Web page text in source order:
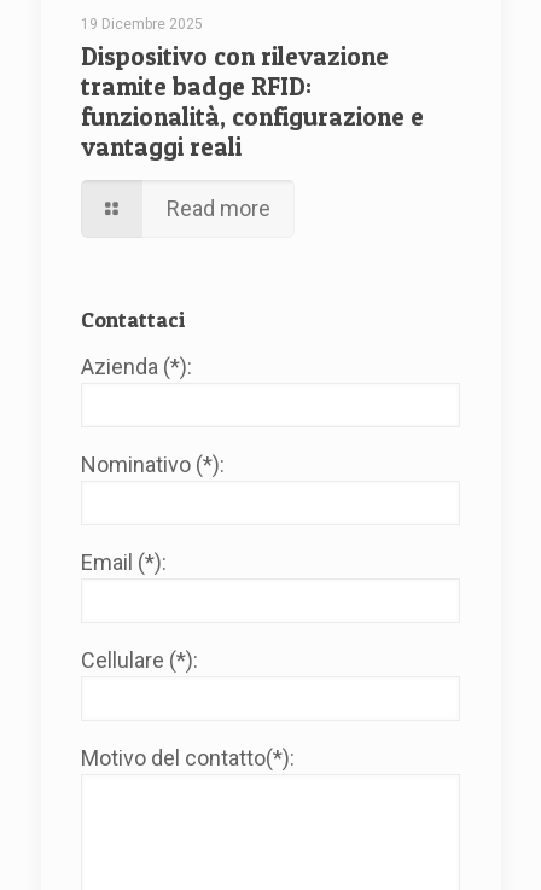
19 Dicembre 2025
Dispositivo con rilevazione
tramite badge RFID:
funzionalità, configurazione e
vantaggi reali
Read more
Contattaci
Azienda (*):
Nominativo (*):
Email (*):
Cellulare (*):
Motivo del contatto(*):